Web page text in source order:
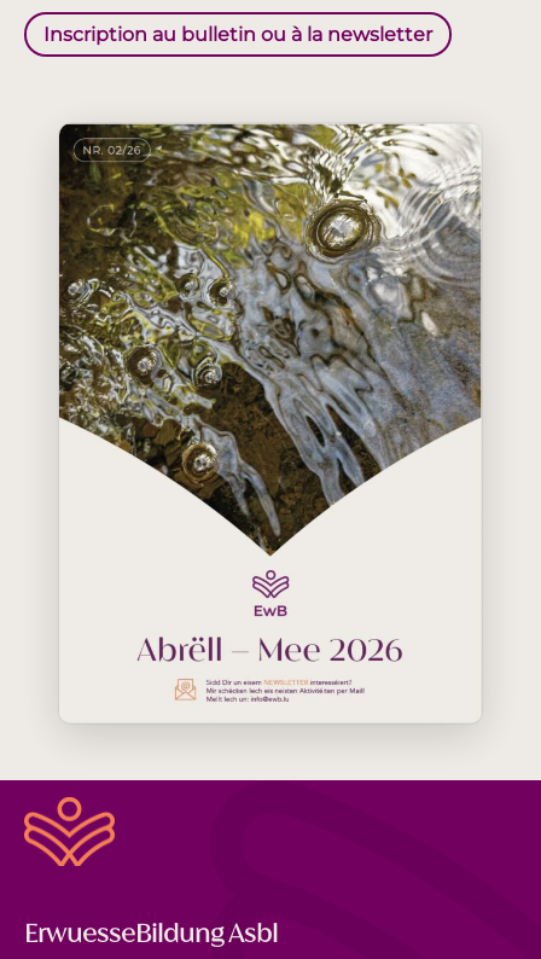
Inscription au bulletin ou à la newsletter
ErwuesseBildung Asbl